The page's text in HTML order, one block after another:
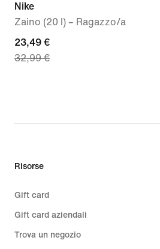
Nike
Zaino (20 l) – Ragazzo/a
current
price
price
23,49 €
32,99 €
Risorse
Gift card
Gift card aziendali
Trova un negozio